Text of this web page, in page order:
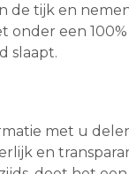
de tijk en
onder een
slaapt.
met u
en